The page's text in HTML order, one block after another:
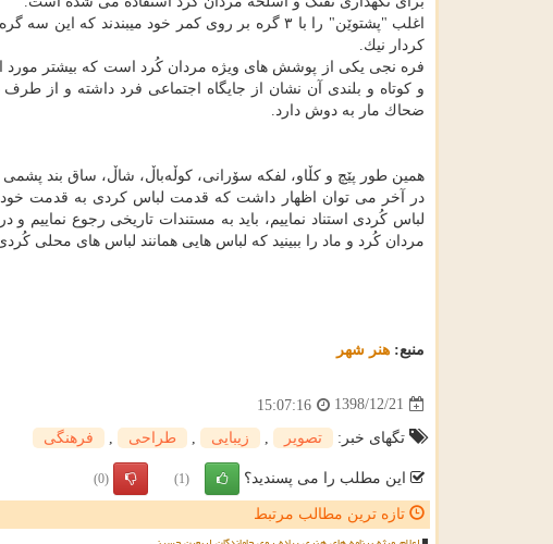
اغلب "پشتوێن" را با ۳ گره بر روی كمر خود
كردار نیك.
فره نجی یكی از پوشش های ویژه مردان كُرد است كه بیشتر مورد
و كوتاه و بلندی آن نشان از جایگاه اجتماعی فرد داشته و از
ضحاك مار به دوش دارد.
همین طور پێچ و كڵاو، لفكه سۆرانی، كوڵەباڵ، شاڵ، ساق بند
در آخر می توان اظهار داشت كه قدمت لباس كردی به قدمت خود
لباس كُردی استناد نماییم، باید به مستندات تاریخی رجوع نماییم و
مردان كُرد و ماد را ببینید كه لباس هایی همانند لباس های محلی
منبع: هنر شهر
1398/12/21
15:07:16
تگهای خبر: تصویر زیبایی طراحی فرهنگی
این مطلب را می پسندید؟ (1)
(0)
تازه ترین مطالب مرتبط